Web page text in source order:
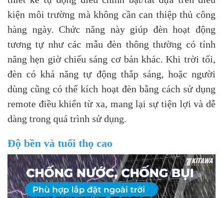
kiện môi trường mà không cần can thiệp thủ công
hàng ngày. Chức năng này giúp đèn hoạt động
tương tự như các mẫu đèn thông thường có tính
năng hẹn giờ chiếu sáng cơ bản khác. Khi trời tối,
đèn có khả năng tự động thắp sáng, hoặc người
dùng cũng có thể kích hoạt đèn bằng cách sử dụng
remote điều khiển từ xa, mang lại sự tiện lợi và dễ
dàng trong quá trình sử dụng.
Độ bền và tuổi thọ cao